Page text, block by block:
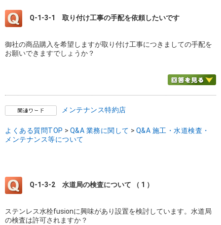
Q-1-3-1 取り付け工事の手配を依頼したいです
御社の商品購入を希望しますが取り付け工事につきましての手配を
お願いできますでしょうか？
メンテナンス特約店
よくある質問TOP > Q&A 業務に関して > Q&A 施工・水道検査・
メンテナンス等について
Q-1-3-2 水道局の検査について （ 1 ）
ステンレス水栓fusionに興味があり設置を検討しています。水道局
の検査は許可されますか？